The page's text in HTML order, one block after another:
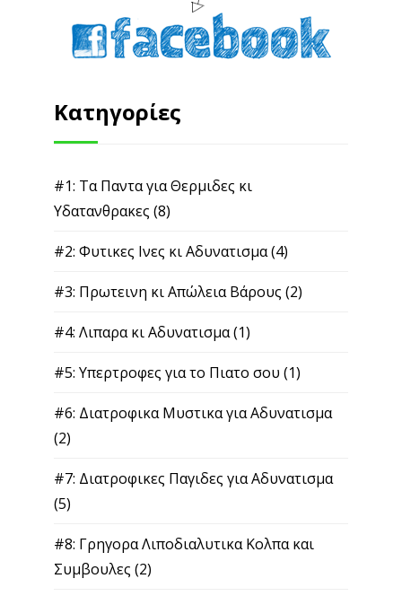
Κατηγορίες
#1: Τα Παντα για Θερμιδες κι
Υδατανθρακες (8)
#2: Φυτικες Ινες κι Αδυνατισμα(4)
#3: Πρωτεινη κι Απώλεια Βάρους (2)
#4: Λιπαρα κι Αδυνατισμα(1)
#5: Υπερτροφες για το Πιατο σου (1)
#6: Διατροφικα Μυστικα για Αδυνατισμα
(2)
#7: Διατροφικες Παγιδες για Αδυνατισμα
(5)
#8: Γρηγορα Λιποδιαλυτικα Κολπα και
Συμβουλες (2)